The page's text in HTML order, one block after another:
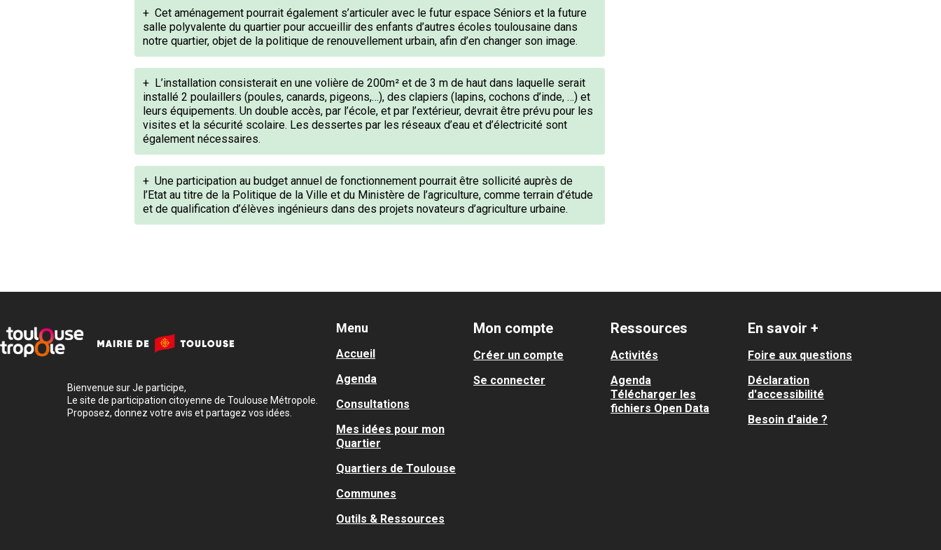
+ Cet aménagement pourrait également s’articuler avec le futur espace Séniors et la future
salle polyvalente du quartier pour accueillir des enfants d’autres écoles toulousaine dans
notre quartier, objet de la politique de renouvellement urbain, afin d’en changer son image.
+ L’installation consisterait en une volière de 200m² et de 3 m de haut dans laquelle serait
installé 2 poulaillers (poules, canards, pigeons,…), des clapiers (lapins, cochons d’inde, …) et
leurs équipements. Un double accès, par l’école, et par l’extérieur, devrait être prévu pour les
visites et la sécurité scolaire. Les dessertes par les réseaux d’eau et d’électricité sont
également nécessaires.
+ Une participation au budget annuel de fonctionnement pourrait être sollicité auprès de
l’Etat au titre de la Politique de la Ville et du Ministère de l’agriculture, comme terrain d’étude
et de qualification d’élèves ingénieurs dans des projets novateurs d’agriculture urbaine.
Bienvenue sur Je participe,
Le site de participation citoyenne de Toulouse Métropole.
Proposez, donnez votre avis et partagez vos idées.
Menu
Accueil
Agenda
Consultations
Mes idées pour mon
Quartier
Quartiers de Toulouse
Communes
Outils & Ressources
Mon compte
Créer un compte
Se connecter
Ressources
Activités
Agenda
Télécharger les
fichiers Open Data
En savoir +
Foire aux questions
Déclaration
d'accessibilité
Besoin d'aide ?